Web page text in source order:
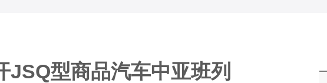
JSQ型商品汽车中亚班列